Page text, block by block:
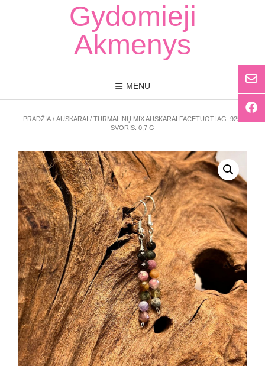
Gydomieji
Akmenys
MENU
PRADŽIA/ AUSKARAI / TURMALINŲ MIX AUSKARAI FACETUOTI AG. 925,
SVORIS: 0,7 G